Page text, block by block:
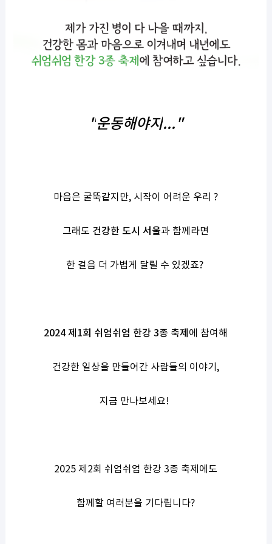
"운동해야지..."
마음은 굴뚝같지만, 시작이 어려운 우리?
그래도 건강한 도시 서울과 함께라면
한 걸음 더 가볍게 달릴 수 있겠죠?
2024제 1회 쉬엄쉬엄 한강 3종 축제 에 참여해
건강한 일상을 만들어간 사람들의 이야기,
지금 만나보세요!
2025제 2회 쉬엄쉬엄 한강 3종 축제에도
함께할 여러분을 기다립니다?